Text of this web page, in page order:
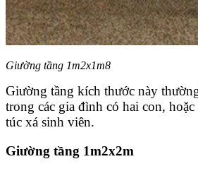
Giường tầng 1m2x1m8
Giường tầng kích thước này
trong các gia đình có hai con,
túc xá sinh viên.
Giường tầng 1m2x2m